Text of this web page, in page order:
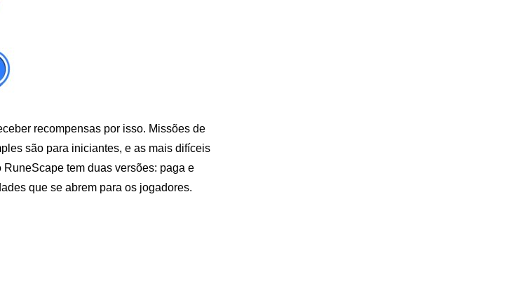
recompensas por isso. Missões de
são para iniciantes, e as mais difíceis
tem duas versões: paga e
que se abrem para os jogadores.